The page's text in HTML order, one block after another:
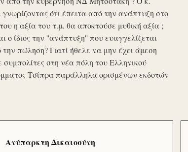
ότι έπειτα από την ανάπτυξη στο
η αξία του τ.μ. θα αποκτούσε μυθική αξία ;
ο ίδιος την ''ανάπτυξη'' που ευαγγελίζεται
πώληση? Γιατί ήθελε να μην έχει άμεση
στη νέα πόλη του Ελληνικού
Τσίπρα παράλληλα ορισμένων εκδοτών
Ανύπαρκτη Δικαιοσύνη